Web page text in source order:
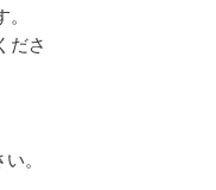
ださ
。